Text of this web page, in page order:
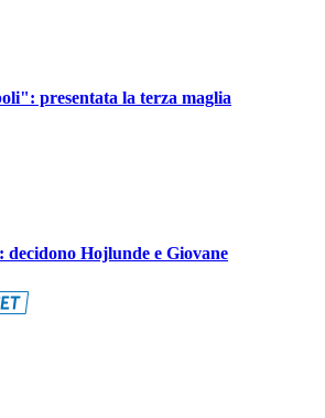
presentata la terza maglia
decidono Hojlunde e Giovane